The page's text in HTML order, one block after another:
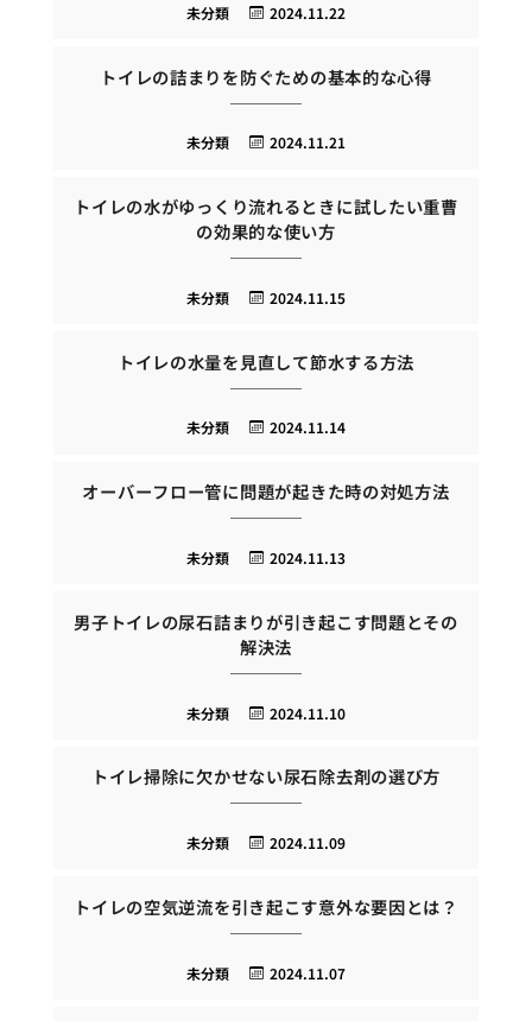
2024.11.22
未分類
トイレの詰まりを防ぐための基本的な心得
2024.11.21
未分類
トイレの水がゆっくり流れるときに試したい重曹
の効果的な使い方
2024.11.15
未分類
トイレの水量を見直して節水する方法
2024.11.14
未分類
オーバーフロー管に問題が起きた時の対処方法
2024.11.13
未分類
男子トイレの尿石詰まりが引き起こす問題とその
解決法
2024.11.10
未分類
トイレ掃除に欠かせない尿石除去剤の選び方
2024.11.09
未分類
トイレの空気逆流を引き起こす意外な要因とは？
2024.11.07
未分類